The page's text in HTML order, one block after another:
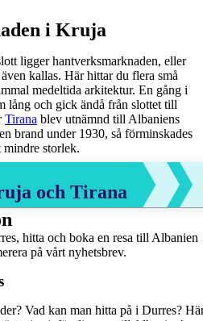
i Kruja
ligger hantverksmarknaden, eller
kallas. Här hittar du flera små
medeltida arkitektur. En gång i
lång och gick ändå från slottet till
Tirana blev utnämnd till Albaniens
brand under 1930, så förminskades
mindre storlek.
och Tirana
hitta och boka en resa till Albanien
på vårt nyhetsbrev.
Vad kan man hitta på i Durres?